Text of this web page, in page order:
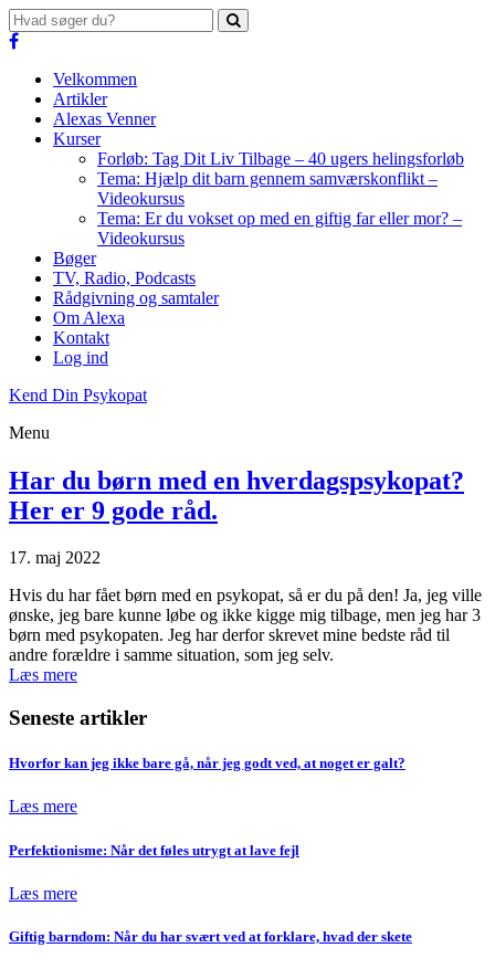
Velkommen
Artikler
Alexas Venner
Kurser
Forløb: Tag Dit Liv Tilbage – 40 ugers helingsforløb
Tema: Hjælp dit barn gennem samværskonflikt –
Videokursus
Tema: Er du vokset op med en giftig far eller mor? –
Videokursus
Bøger
TV, Radio, Podcasts
Rådgivning og samtaler
Om Alexa
Kontakt
Log ind
Kend Din Psykopat
Menu
Har du børn med en hverdagspsykopat?
Her er 9 gode råd.
17. maj 2022
Hvis du har fået børn med en psykopat, så er du på den! Ja, jeg ville
ønske, jeg bare kunne løbe og ikke kigge mig tilbage, men jeg har 3
børn med psykopaten. Jeg har derfor skrevet mine bedste råd til
andre forældre i samme situation, som jeg selv.
Læs mere
Seneste artikler
Hvorfor kan jeg ikke bare gå, når jeg godt ved, at noget er galt?
Læs mere
Perfektionisme: Når det føles utrygt at lave fejl
Læs mere
Giftig barndom: Når du har svært ved at forklare, hvad der skete